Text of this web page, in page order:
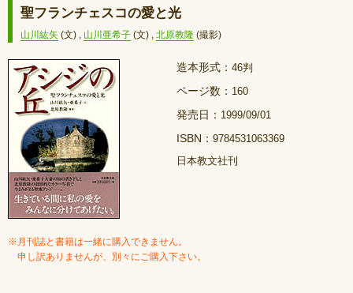
聖フランチェスコの愛と光
山川紘矢 (文) , 山川亜希子 (文) , 北原教隆 (撮影)
造本形式： 46判
ページ数： 160
発売日： 1999/09/01
ISBN： 9784531063369
日本教文社刊
※月刊誌と書籍は一緒に購入できません。
申し訳ありませんが、別々にご購入下さい。